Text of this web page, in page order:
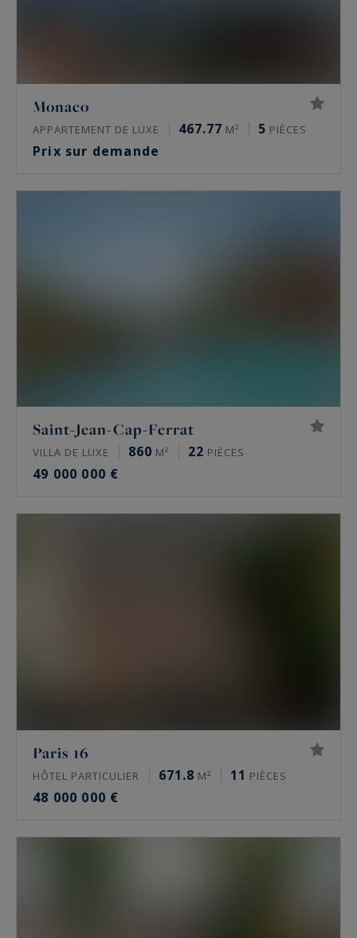
Monaco
APPARTEMENT DE LUXE 467.77 M² 5 PIÈCES
Prix sur demande
Saint-Jean-Cap-Ferrat
VILLA DE LUXE 860 M² 22 PIÈCES
49 000 000 €
Paris 16
HÔTEL PARTICULIER 671.8 M² 11 PIÈCES
48 000 000 €